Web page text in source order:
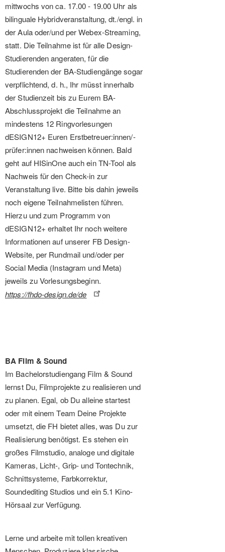
mittwochs von ca. 17.00 - 19.00 Uhr als
bilinguale Hybridveranstaltung, dt./engl. in
der Aula oder/und per Webex-Streaming,
statt. Die Teilnahme ist für alle Design-
Studierenden angeraten, für die
Studierenden der BA-Studiengänge sogar
verpflichtend, d. h., Ihr müsst innerhalb
der Studienzeit bis zu Eurem BA-
Abschlussprojekt die Teilnahme an
mindestens 12 Ringvorlesungen
dESIGN12+ Euren Erstbetreuer:innen/-
prüfer:innen nachweisen können. Bald
geht auf HISinOne auch ein TN-Tool als
Nachweis für den Check-in zur
Veranstaltung live. Bitte bis dahin jeweils
noch eigene Teilnahmelisten führen.
Hierzu und zum Programm von
dESIGN12+ erhaltet Ihr noch weitere
Informationen auf unserer FB Design-
Website, per Rundmail und/oder per
Social Media (Instagram und Meta)
jeweils zu Vorlesungsbeginn.
https://fhdo-design.de/de
BA Film & Sound
Im Bachelorstudiengang Film & Sound
lernst Du, Filmprojekte zu realisieren und
zu planen. Egal, ob Du alleine startest
oder mit einem Team Deine Projekte
umsetzt, die FH bietet alles, was Du zur
Realisierung benötigst. Es stehen ein
großes Filmstudio, analoge und digitale
Kameras, Licht-, Grip- und Tontechnik,
Schnittsysteme, Farbkorrektur,
Soundediting Studios und ein 5.1 Kino-
Hörsaal zur Verfügung.
Lerne und arbeite mit tollen kreativen